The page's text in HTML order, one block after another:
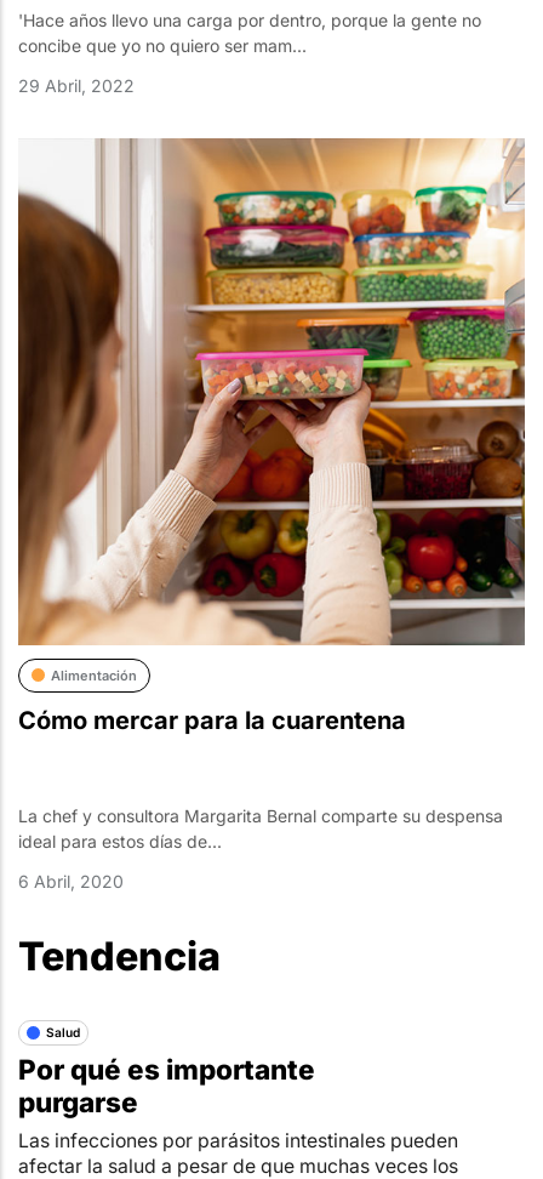
'Hace años llevo una carga por dentro, porque la gente no
concibe que yo no quiero ser mam...
29 Abril, 2022
Alimentación
Cómo mercar para la cuarentena
La chef y consultora Margarita Bernal comparte su despensa
ideal para estos días de...
6 Abril, 2020
Tendencia
Salud
Por qué es importante
purgarse
Las infecciones por parásitos intestinales pueden
afectar la salud a pesar de que muchas veces los